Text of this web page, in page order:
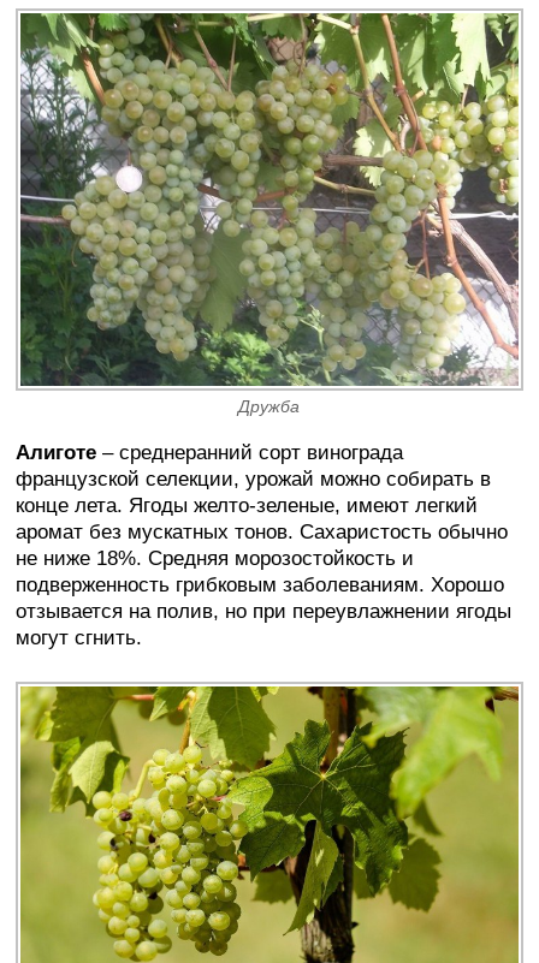
Дружба
Алиготе– среднеранний сорт винограда
французской селекции, урожай можно собирать в
конце лета. Ягоды желто-зеленые, имеют легкий
аромат без мускатных тонов. Сахаристость обычно
не ниже 18%. Средняя морозостойкость и
подверженность грибковым заболеваниям. Хорошо
отзывается на полив, но при переувлажнении ягоды
могут сгнить.